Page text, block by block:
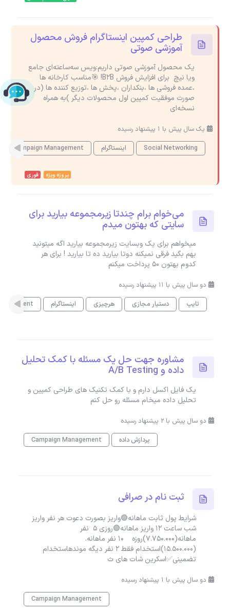
طراحی کمپین اینستاگرام فروش محصول
آموزشی صوتی
یک محصول آموزشی صوتی داریم:ویس سه‌ساعته‌ای جامع
ویا نیچ برای افزایش فروش B2B! 🎯مناسب کارخانه ها
،عمده فروشی ها ،بنکداران ،پخش ها ،توزیع کننده ها (در
صورت موفقیت کمپین اول محصولات دیگر )به همراه
نسخه‌ای
یک سال پیش با 1 پیشنهاد رسیده
Social Networking
اینستاگرام Campaign Management
پروژه ویژه فوری
می‌خوام برام چندتا زیرمجموعه بیارید برای
سایتی که بهتون میدم
میخواهم برای یک وبسایت زیرمجموعه بیارید اگه میتونید
بهم بگید فرقی نمیکنه دوتا بیارید ده تا بیارید ! برای هر
کدوم بهتون ۵۰ پرداخت میکنم
دو سال پیش با 11 پیشنهاد رسیده
تایپ
دستیار مجازی هرچیزی اینستاگرام
مشاوره جهت حل یک مسئله با کمک تحلیل
داده و A/B Testing
یک فایل اکسل دارم و با کمک تکنیک های طراحی کمپین و
تحلیل داده میخام مسئله رو حل کنم
دو سال پیش با 2 پیشنهاد رسیده
پردازش داده
Campaign Management
ثبت نام در صرافی
شرایط پول ثابت ماهانه🟢واریز بصورت دعوت هر نفر واریز
شب ساعت ۱۲ واریز ماهانه🟢روزی 5 نفر
ماهانه(7.750.000)روزه 10 نفر ماهانه.
(15.500.000)استخدام فقط ۲ نفر دیگه موندهاستخدام
تضمینی✅️اسکرین شات های ث
دو سال پیش با 1 پیشنهاد رسیده
Campaign Management
چت با پشتیبانی پارس‌کدرز